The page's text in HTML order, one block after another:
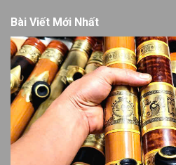
Bài Viết Mới Nhất